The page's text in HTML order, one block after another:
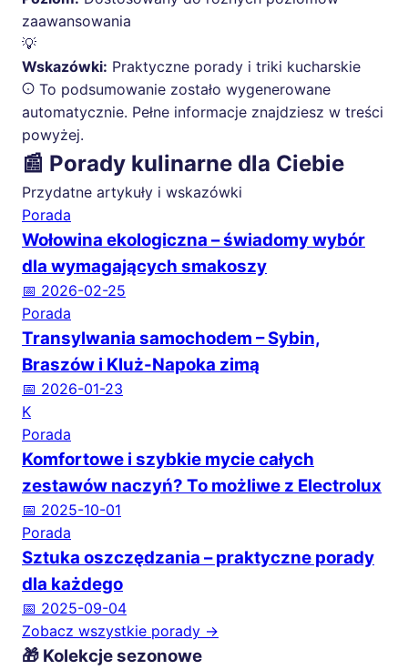
zaawansowania
💡
Wskazówki: Praktyczne porady i triki kucharskie
To podsumowanie zostało wygenerowane
automatycznie. Pełne informacje znajdziesz w treści
powyżej.
📰 Porady kulinarne dla Ciebie
Przydatne artykuły i wskazówki
Porada
Wołowina ekologiczna – świadomy wybór
dla wymagających smakoszy
📅 2026-02-25
Porada
Transylwania samochodem – Sybin,
Braszów i Kluż-Napoka zimą
📅 2026-01-23
K
Porada
Komfortowe i szybkie mycie całych
zestawów naczyń? To możliwe z Electrolux
📅 2025-10-01
Porada
Sztuka oszczędzania – praktyczne porady
dla każdego
📅 2025-09-04
Zobacz wszystkie porady →
🎁 Kolekcje sezonowe